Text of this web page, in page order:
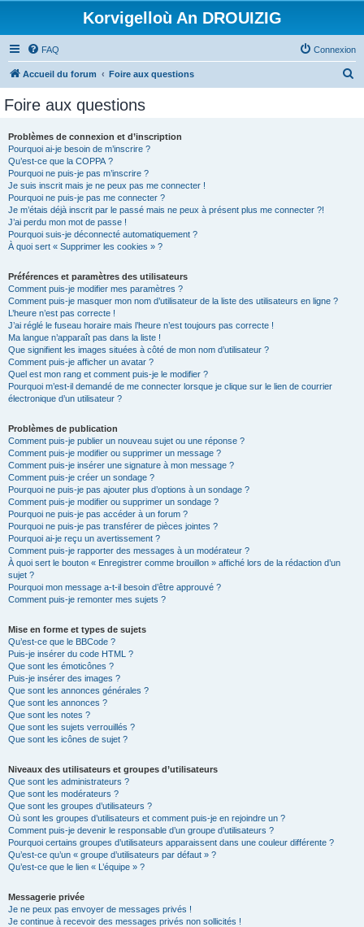
Korvigelloù An DROUIZIG
FAQ Connexion
Accueil du forum Foire aux questions
Foire aux questions
Problèmes de connexion et d’inscription
Pourquoi ai-je besoin de m’inscrire ?
Qu’est-ce que la COPPA ?
Pourquoi ne puis-je pas m’inscrire ?
Je suis inscrit mais je ne peux pas me connecter !
Pourquoi ne puis-je pas me connecter ?
Je m’étais déjà inscrit par le passé mais ne peux à présent plus me connecter ?!
J’ai perdu mon mot de passe !
Pourquoi suis-je déconnecté automatiquement ?
À quoi sert « Supprimer les cookies » ?
Préférences et paramètres des utilisateurs
Comment puis-je modifier mes paramètres ?
Comment puis-je masquer mon nom d’utilisateur de la liste des utilisateurs en ligne ?
L’heure n’est pas correcte !
J’ai réglé le fuseau horaire mais l’heure n’est toujours pas correcte !
Ma langue n’apparaît pas dans la liste !
Que signifient les images situées à côté de mon nom d’utilisateur ?
Comment puis-je afficher un avatar ?
Quel est mon rang et comment puis-je le modifier ?
Pourquoi m’est-il demandé de me connecter lorsque je clique sur le lien de courrier
électronique d’un utilisateur ?
Problèmes de publication
Comment puis-je publier un nouveau sujet ou une réponse ?
Comment puis-je modifier ou supprimer un message ?
Comment puis-je insérer une signature à mon message ?
Comment puis-je créer un sondage ?
Pourquoi ne puis-je pas ajouter plus d’options à un sondage ?
Comment puis-je modifier ou supprimer un sondage ?
Pourquoi ne puis-je pas accéder à un forum ?
Pourquoi ne puis-je pas transférer de pièces jointes ?
Pourquoi ai-je reçu un avertissement ?
Comment puis-je rapporter des messages à un modérateur ?
À quoi sert le bouton « Enregistrer comme brouillon » affiché lors de la rédaction d’un
sujet ?
Pourquoi mon message a-t-il besoin d’être approuvé ?
Comment puis-je remonter mes sujets ?
Mise en forme et types de sujets
Qu’est-ce que le BBCode ?
Puis-je insérer du code HTML ?
Que sont les émoticônes ?
Puis-je insérer des images ?
Que sont les annonces générales ?
Que sont les annonces ?
Que sont les notes ?
Que sont les sujets verrouillés ?
Que sont les icônes de sujet ?
Niveaux des utilisateurs et groupes d’utilisateurs
Que sont les administrateurs ?
Que sont les modérateurs ?
Que sont les groupes d’utilisateurs ?
Où sont les groupes d’utilisateurs et comment puis-je en rejoindre un ?
Comment puis-je devenir le responsable d’un groupe d’utilisateurs ?
Pourquoi certains groupes d’utilisateurs apparaissent dans une couleur différente ?
Qu’est-ce qu’un « groupe d’utilisateurs par défaut » ?
Qu’est-ce que le lien « L’équipe » ?
Messagerie privée
Je ne peux pas envoyer de messages privés !
Je continue à recevoir des messages privés non sollicités !